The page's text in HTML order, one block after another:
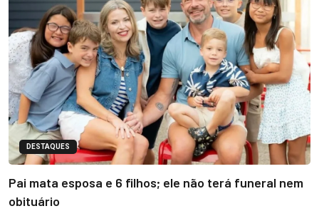
DESTAQUES
Pai mata esposa e 6 filhos; ele não terá funeral nem
obituário